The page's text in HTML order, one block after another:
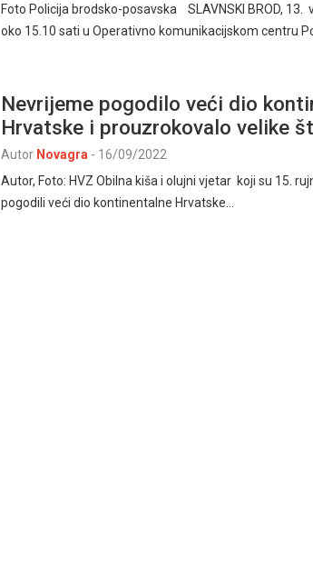
Foto Policija brodsko-posavska SLAVNSKI BROD, 13.
oko 15.10 sati u Operativno komunikacijskom centru
Nevrijeme pogodilo veći dio
Hrvatske i prouzrokovalo velike
Autor Novagra - 16/09/2022
Autor, Foto: HVZ Obilna kiša i olujni vjetar koji su 15.
pogodili veći dio kontinentalne Hrvatske…